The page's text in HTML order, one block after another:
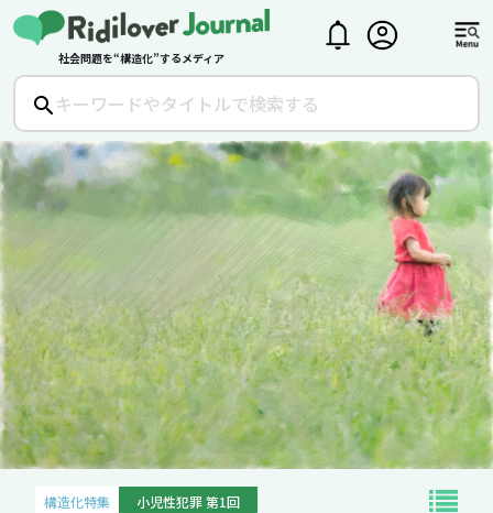
社会問題を“構造化”するメディア
構造化特集 小児性犯罪 第1回